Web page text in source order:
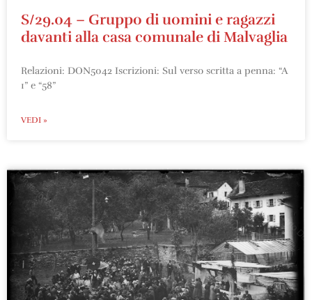
S/29.04 – Gruppo di uomini e ragazzi
davanti alla casa comunale di Malvaglia
Relazioni: DON5042 Iscrizioni: Sul verso scritta a penna: “A
1” e “58”
VEDI »